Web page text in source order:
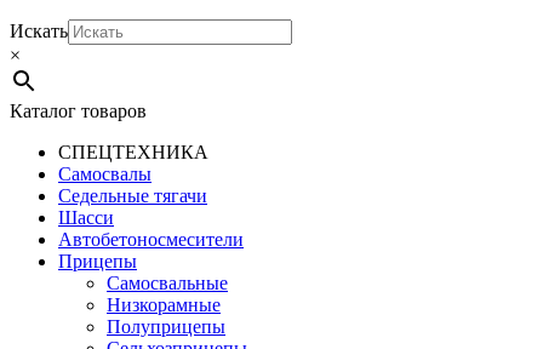
Искать
×
Каталог товаров
СПЕЦТЕХНИКА
Самосвалы
Седельные тягачи
Шасси
Автобетоно­смесители
Прицепы
Самосвальные
Низкорамные
Полуприцепы